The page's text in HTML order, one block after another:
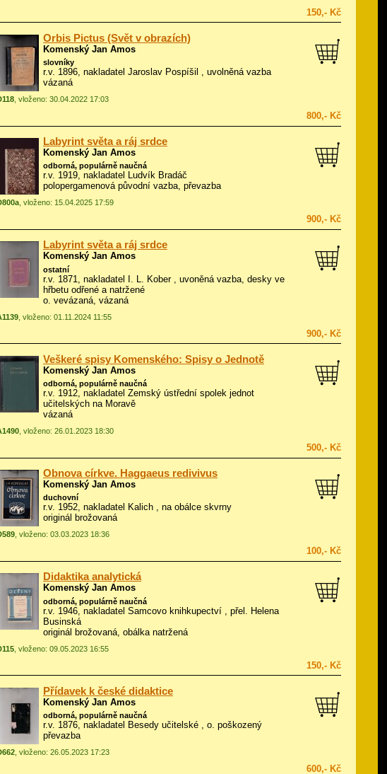
150,- Kč
Orbis Pictus (Svět v obrazích)
Komenský Jan Amos
slovníky
r.v. 1896, nakladatel Jaroslav Pospíšil , uvolněná vazba
vázaná
, vloženo: 30.04.2022 17:03
800,- Kč
Labyrint světa a ráj srdce
Komenský Jan Amos
odborná, populárně naučná
r.v. 1919, nakladatel Ludvík Bradáč
polopergamenová původní vazba, převazba
, vloženo: 15.04.2025 17:59
900,- Kč
Labyrint světa a ráj srdce
Komenský Jan Amos
ostatní
r.v. 1871, nakladatel I. L. Kober , uvoněná vazba, desky ve
hřbetu odřené a natržené
o. vevázaná, vázaná
, vloženo: 01.11.2024 11:55
900,- Kč
Veškeré spisy Komenského: Spisy o Jednotě
Komenský Jan Amos
odborná, populárně naučná
r.v. 1912, nakladatel Zemský ústřední spolek jednot
učitelských na Moravě
vázaná
, vloženo: 26.01.2023 18:30
500,- Kč
Obnova církve. Haggaeus redivivus
Komenský Jan Amos
duchovní
r.v. 1952, nakladatel Kalich , na obálce skvrny
originál brožovaná
, vloženo: 03.03.2023 18:36
100,- Kč
Didaktika analytická
Komenský Jan Amos
odborná, populárně naučná
r.v. 1946, nakladatel Samcovo knihkupectví , přel. Helena
Businská
originál brožovaná, obálka natržená
, vloženo: 09.05.2023 16:55
150,- Kč
Přídavek k české didaktice
Komenský Jan Amos
odborná, populárně naučná
r.v. 1876, nakladatel Besedy učitelské , o. poškozený
převazba
, vloženo: 26.05.2023 17:23
600,- Kč